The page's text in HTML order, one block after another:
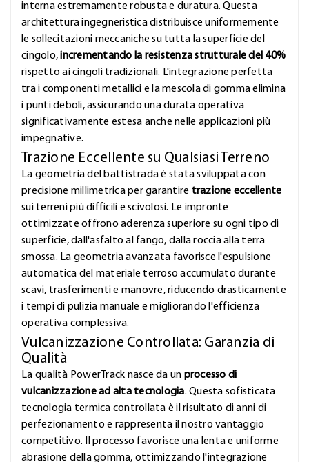
interna estremamente robusta e duratura. Questa
architettura ingegneristica distribuisce uniformemente
le sollecitazioni meccaniche su tutta la superficie del
cingolo,incrementando la resistenza strutturale del 40%
rispetto ai cingoli tradizionali. L'integrazione perfetta
tra i componenti metallici e la mescola di gomma elimina
i punti deboli, assicurando una durata operativa
significativamente estesa anche nelle applicazioni più
impegnative.
Trazione Eccellente su Qualsiasi Terreno
La geometria del battistrada è stata sviluppata con
precisione millimetrica per garantire trazione eccellente
sui terreni più difficili e scivolosi. Le impronte
ottimizzate offrono aderenza superiore su ogni tipo di
superficie, dall'asfalto al fango, dalla roccia alla terra
smossa. La geometria avanzata favorisce l'espulsione
automatica del materiale terroso accumulato durante
scavi, trasferimenti e manovre, riducendo drasticamente
i tempi di pulizia manuale e migliorando l'efficienza
operativa complessiva.
Vulcanizzazione Controllata: Garanzia di
Qualità
La qualità PowerTrack nasce da un processo di
vulcanizzazione ad alta tecnologia. Questa sofisticata
tecnologia termica controllata è il risultato di anni di
perfezionamento e rappresenta il nostro vantaggio
competitivo. Il processo favorisce una lenta e uniforme
abrasione della gomma, ottimizzando l'integrazione